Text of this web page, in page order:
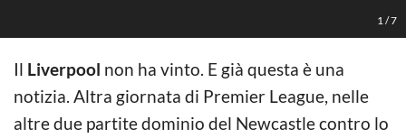
1 /7
Il Liverpool non ha vinto. E già questa è una
notizia. Altra giornata di Premier League, nelle
altre due partite dominio del Newcastle contro lo